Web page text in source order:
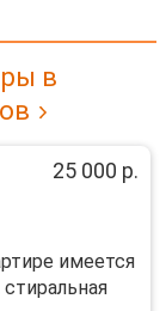
в
25 000 р.
имеется